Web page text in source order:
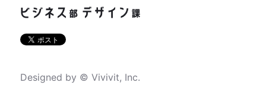
Designed by © Vivivit, Inc.